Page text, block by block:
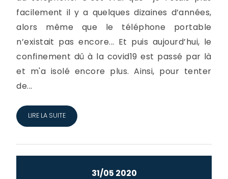
facilement il y a quelques dizaines d’années,
alors même que le téléphone portable
n’existait pas encore... Et puis aujourd’hui, le
confinement dû à la covid19 est passé par là
et m'a isolé encore plus. Ainsi, pour tenter
de...
LIRE LA SUITE
31/05 2020